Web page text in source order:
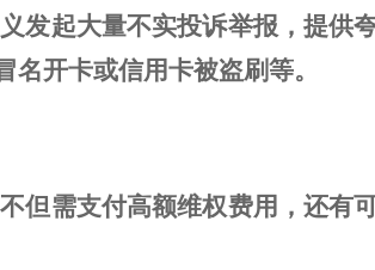
发起大量不实投诉举报，提供
名开卡或信用卡被盗刷等。
但需支付高额维权费用，还有